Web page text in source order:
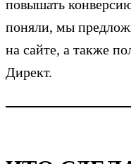
повышать
поняли, мы
на сайте, а также
Директ.